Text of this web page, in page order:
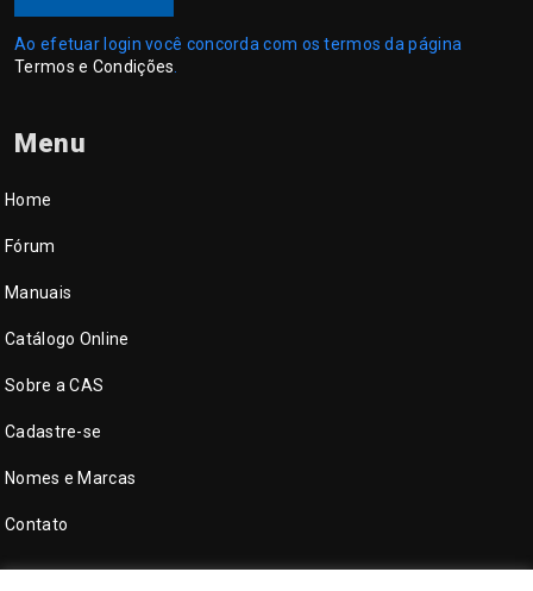
Ao efetuar login você concorda com os termos da página
Termos e Condições
Menu
Home
Fórum
Manuais
Catálogo Online
Sobre a CAS
Cadastre-se
Nomes e Marcas
Contato